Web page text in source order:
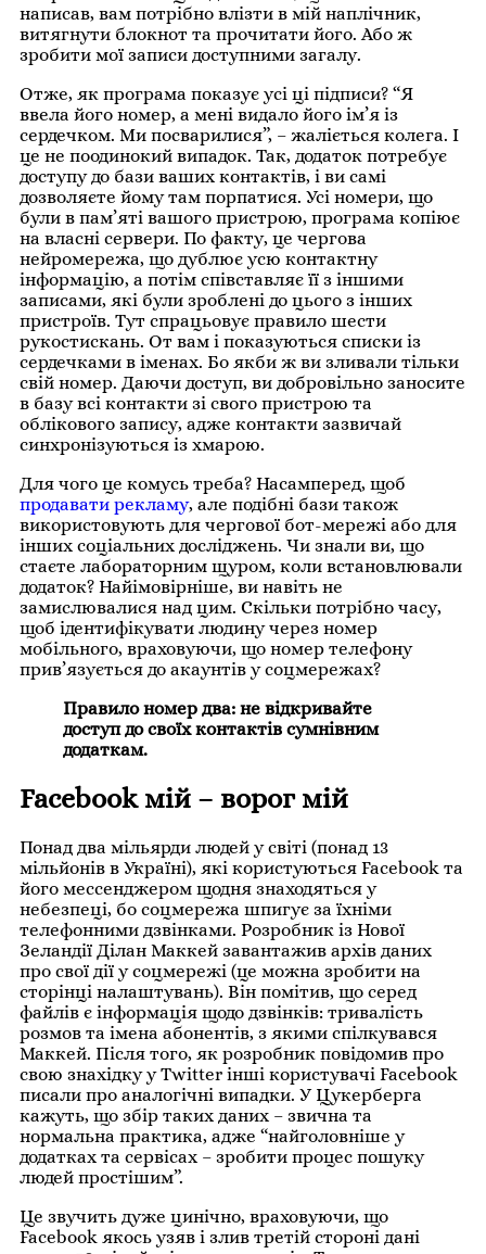
написав, вам потрібно влізти в мій наплічник,
витягнути блокнот та прочитати його. Або ж
зробити мої записи доступними загалу.
Отже, як програма показує усі ці підписи? “Я
ввела його номер, а мені видало його ім’я із
сердечком. Ми посварилися”, – жаліється колега. І
це не поодинокий випадок. Так, додаток потребує
доступу до бази ваших контактів, і ви самі
дозволяєте йому там порпатися. Усі номери, що
були в пам’яті вашого пристрою, програма копіює
на власні сервери. По факту, це чергова
нейромережа, що дублює усю контактну
інформацію, а потім співставляє її з іншими
записами, які були зроблені до цього з інших
пристроїв. Тут спрацьовує правило шести
рукостискань. От вам і показуються списки із
сердечками в іменах. Бо якби ж ви зливали тільки
свій номер. Даючи доступ, ви добровільно заносите
в базу всі контакти зі свого пристрою та
облікового запису, адже контакти зазвичай
синхронізуються із хмарою.
Для чого це комусь треба? Насамперед, щоб
продавати рекламу, але подібні бази також
використовують для чергової бот-мережі або для
інших соціальних досліджень. Чи знали ви, що
стаєте лабораторним щуром, коли встановлювали
додаток? Найімовірніше, ви навіть не
замислювалися над цим. Скільки потрібно часу,
щоб ідентифікувати людину через номер
мобільного, враховуючи, що номер телефону
прив’язується до акаунтів у соцмережах?
Правило номер два: не відкривайте
доступ до своїх контактів сумнівним
додаткам.
Facebook мій – ворог мій
Понад два мільярди людей у світі (понад 13
мільйонів в Україні), які користуються Facebook та
його мессенджером щодня знаходяться у
небезпеці, бо соцмережа шпигує за їхніми
телефонними дзвінками. Розробник із Нової
Зеландії Ділан Маккей завантажив архів даних
про свої дії у соцмережі (це можна зробити на
сторінці налаштувань). Він помітив, що серед
файлів є інформація щодо дзвінків: тривалість
розмов та імена абонентів, з якими спілкувався
Маккей. Після того, як розробник повідомив про
свою знахідку у Twitter інші користувачі Facebook
писали про аналогічні випадки. У Цукерберга
кажуть, що збір таких даних – звична та
нормальна практика, адже “найголовніше у
додатках та сервісах – зробити процес пошуку
людей простішим”.
Це звучить дуже цинічно, враховуючи, що
Facebook якось узяв і злив третій стороні дані